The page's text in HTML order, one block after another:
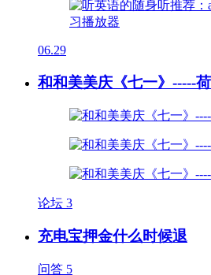
06.29
和和美美庆《七一》-----
论坛 3
充电宝押金什么时候退
问答 5